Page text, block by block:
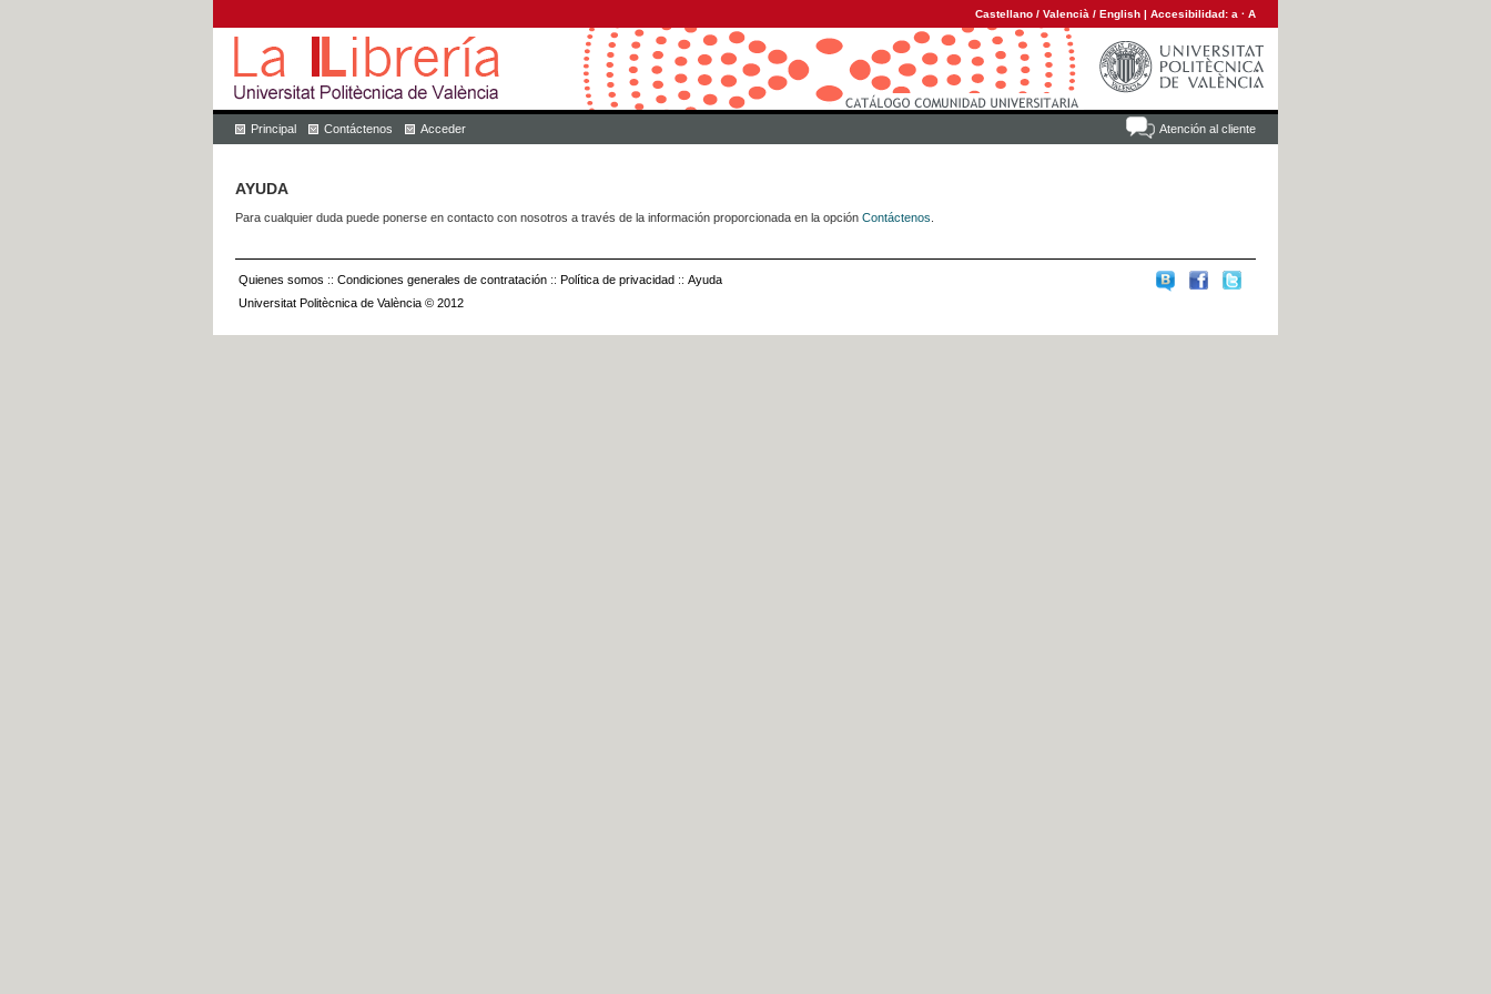
Castellano / Valencià / English | Accesibilidad: a · A
Atención al cliente
Principal Contáctenos Acceder
AYUDA
Para cualquier duda puede ponerse en contacto con nosotros a través de la información proporcionada en la opción Contáctenos
Quienes somos :: Condiciones generales de contratación :: Política de privacidad :: Ayuda
Universitat Politècnica de València © 2012